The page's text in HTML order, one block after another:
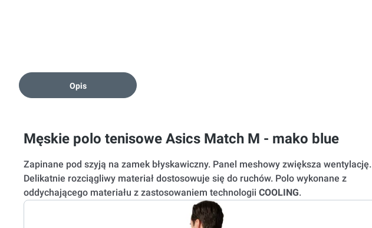
Opis
Męskie polo tenisowe Asics Match M - mako blue
Zapinane pod szyją na zamek błyskawiczny. Panel meshowy zwiększa wentylację.
Delikatnie rozciągliwy materiał dostosowuje się do ruchów. Polo wykonane z
oddychającego materiału z zastosowaniem technologii COOLING.